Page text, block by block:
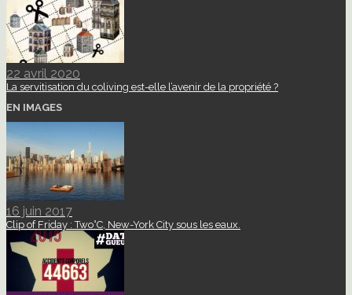
22 avril 2020
La servitisation du coliving est-elle l’avenir de la propriété ?
EN IMAGES
16 juin 2017
Clip of Friday : Two°C, New-York City sous les eaux.